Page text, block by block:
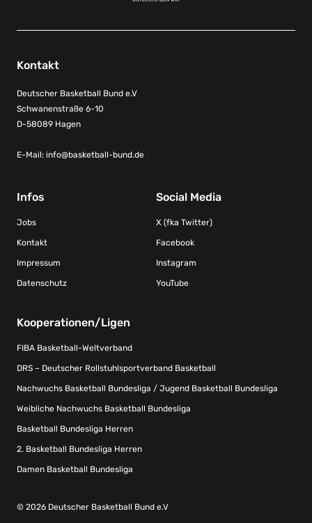
Kontakt
Deutscher Basketball Bund e.V
Schwanenstraße 6-10
D-58089 Hagen
E-Mail: info@basketball-bund.de
Infos
Jobs
Kontakt
Impressum
Datenschutz
Social Media
X (fka Twitter)
Facebook
Instagram
YouTube
Kooperationen/Ligen
FIBA Basketball-Weltverband
DRS – Deutscher Rollstuhlsportverband Basketball
Nachwuchs Basketball Bundesliga / Jugend Basketball Bundesliga
Weibliche Nachwuchs Basketball Bundesliga
Basketball Bundesliga Herren
2. Basketball Bundesliga Herren
Damen Basketball Bundesliga
© 2026 Deutscher Basketball Bund e.V